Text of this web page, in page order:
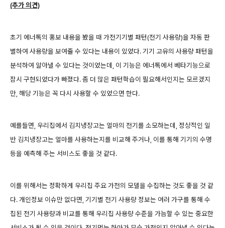
(추가 의견)
초기 에너톡의 홍보 내용을 봤을 때 가전기기별 패턴(전기 사용량)을 자동 판
별하여 사용량을 보여줄 수 있다는 내용이 있었다. 기기 고유의 사용량 패턴을
분석하여 알아낼 수 있다는 것이었는데, 이 기능은 에너톡에서 베타기능으로
잠시 구현되었다가 빠졌다. 좀 더 많은 패턴학습이 필요해서인지는 모르겠지
만, 해당 기능은 꼭 다시 사용할 수 있었으면 한다.
예를들면, 우리집에서 김치냉장고는 얼마의 전기를 소모하는데, 정상적인 일
반 김치냉장고는 얼마를 사용하는지를 비교해 주거나, 이를 통해 기기의 수명
등을 예측해 주는 서비스도 좋을 것 같다.
이를 위해서는 정확하게 우리집 주요 가전의 모델을 수집하는 것도 좋을 것 같
다. 개인정보 이슈만 없다면, 기기별 전기 사용량 정보는 여러 가구를 통해 수
집된 전기 사용량과 비교를 통해 우리집 사용량 수준을 가늠할 수 있는 중요한